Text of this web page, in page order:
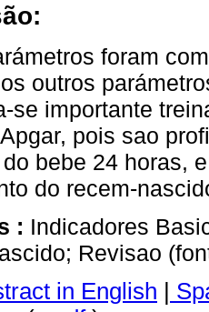
foram
outros
se importante
pois sao
bebe 24 horas,
do recem-
: Indicadores
Revisao
in English